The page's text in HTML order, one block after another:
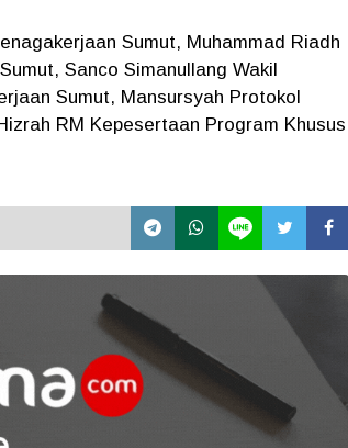
Sumut, Muhammad Riadh
Sanco Simanullang Wakil
Sumut, Mansursyah Protokol
RM Kepesertaan Program Khusus